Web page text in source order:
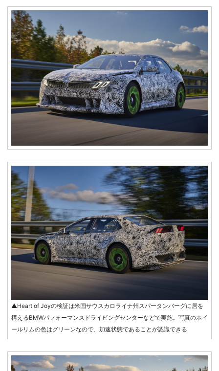
▲Heart of Joyの検証は米国サウスカロライナ州スパータンバーグに居を
構えるBMWパフォーマンスドライビングセンターなどで実施。写真のホイ
ールリムの色はグリーンなので、加速状態であることが認識できる